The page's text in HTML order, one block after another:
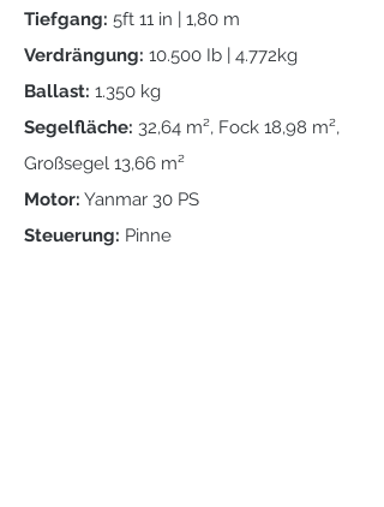
Tiefgang: 5ft 11 in | 1,80 m
Verdrängung: 10.500 Ib | 4.772kg
Ballast: 1.350 kg
Segelfläche: 32,64 m², Fock 18,98 m²,
Großsegel 13,66 m²
Motor: Yanmar 30 PS
Steuerung: Pinne